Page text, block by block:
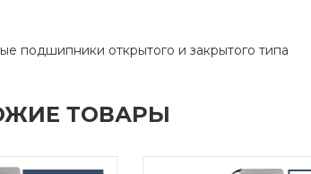
подшипники открытого и закрытого типа
ТОВАРЫ